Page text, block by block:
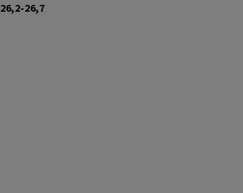
26,2-26,7